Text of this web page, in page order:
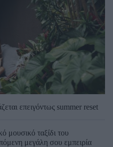
επειγόντως summer reset
μουσικό ταξίδι του
μεγάλη σου εμπειρία